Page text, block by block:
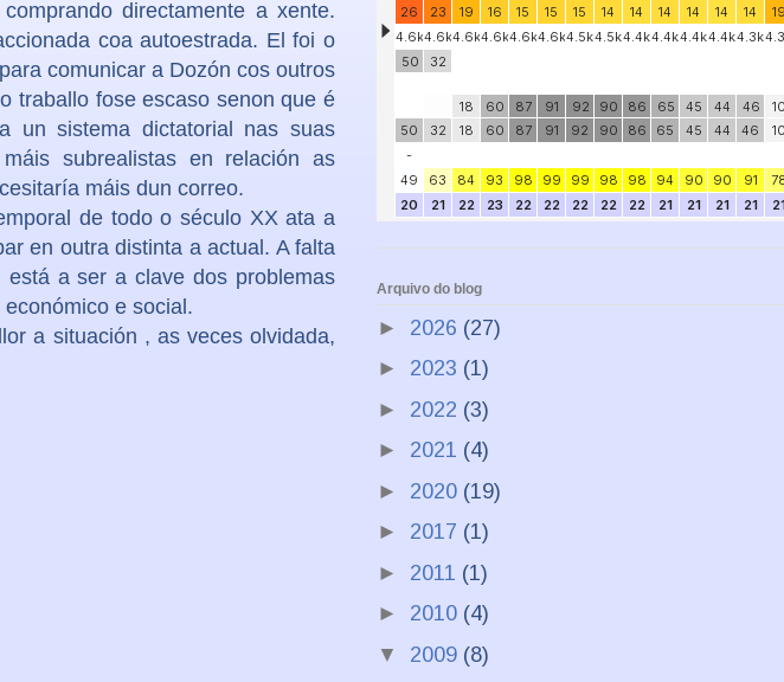
directamente a xente.
coa autoestrada. El foi o
comunicar a Dozón cos outros
traballo fose escaso senon que é
un sistema dictatorial nas suas
subrealistas en relación as
máis dun correo.
de todo o século XX ata a
en outra distinta a actual. A falta
a ser a clave dos problemas
e social.
a situación , as veces olvidada,
Arquivo do blog
► 2026 (27)
► 2023 (1)
► 2022 (3)
► 2021 (4)
► 2020 (19)
► 2017 (1)
► 2011 (1)
► 2010 (4)
▼ 2009 (8)